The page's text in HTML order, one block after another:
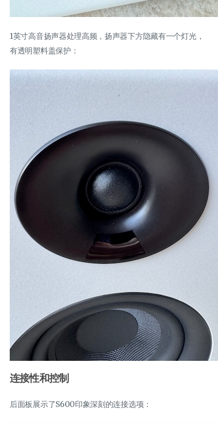
1英寸高音扬声器处理高频，扬声器下方隐藏有一个灯光，
有透明塑料盖保护：
连接性和控制
后面板展示了S600印象深刻的连接选项：